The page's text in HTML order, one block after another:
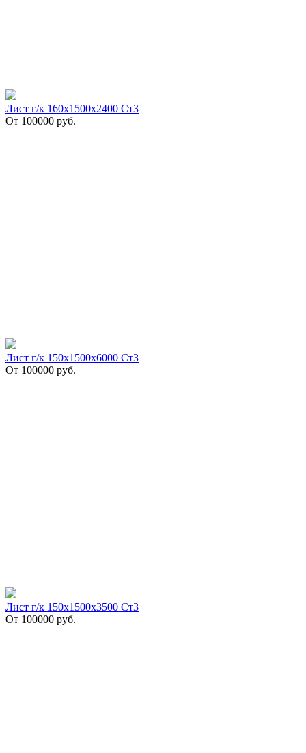
Лист г/к 160х1500х2400 Ст3
От 100000 руб.
Лист г/к 150х1500х6000 Ст3
От 100000 руб.
Лист г/к 150х1500х3500 Ст3
От 100000 руб.